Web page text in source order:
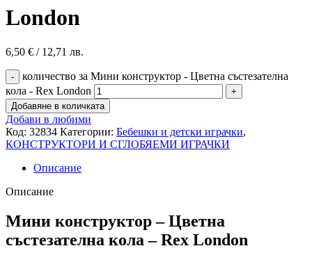
London
6,50 € / 12,71 лв.
количество за Мини конструктор - Цветна състезателна
кола - Rex London
Добавяне в количката
Добави в любими
Код: 32834 Категории: Бебешки и детски играчки,
КОНСТРУКТОРИ И СГЛОБЯЕМИ ИГРАЧКИ
Описание
Описание
Мини конструктор – Цветна
състезателна кола – Rex London